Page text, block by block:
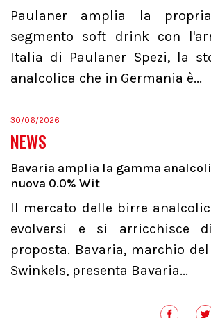
Paulaner amplia la
segmento soft drink con
Italia di Paulaner Spezi, la
analcolica che in Germania è...
30/06/2026
NEWS
Bavaria amplia la gamma
nuova 0.0% Wit
Il mercato delle birre
evolversi e si arricchisce
proposta. Bavaria, marchio
Swinkels, presenta Bavaria...